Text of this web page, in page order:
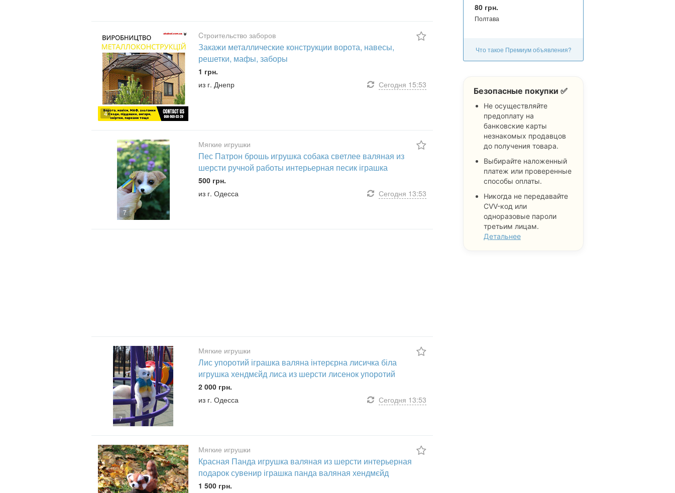
4
Cтроительство заборов
Закажи металлические конструкции ворота, навесы,
решетки, мафы, заборы
1 грн.
из г. Днепр
Сегодня 15:53
7
Мягкие игрушки
Пес Патрон брошь игрушка собака светлее валяная из
шерсти ручной работы интерьерная песик іграшка
500 грн.
из г. Одесса
Сегодня 13:53
7
Мягкие игрушки
Лис упоротий іграшка валяна інтерєрна лисичка біла
игрушка хендмєйд лиса из шерсти лисенок упоротий
2 000 грн.
из г. Одесса
Сегодня 13:53
Мягкие игрушки
Красная Панда игрушка валяная из шерсти интерьерная
подарок сувенир іграшка панда валяная хендмєйд
1 500 грн.
80 грн.
Полтава
Что такое Премиум объявления?
Безопасные покупки ✅
Не осуществляйте
предоплату на
банковские карты
незнакомых продавцов
до получения товара.
Выбирайте наложенный
платеж или проверенные
способы оплаты.
Никогда не передавайте
CVV-код или
одноразовые пароли
третьим лицам.
Детальнее